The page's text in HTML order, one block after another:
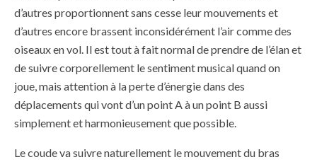
d’autres proportionnent sans cesse leur mouvements et
d’autres encore brassent inconsidérément l’air comme des
oiseaux en vol. Il est tout à fait normal de prendre de l’élan et
de suivre corporellement le sentiment musical quand on
joue, mais attention à la perte d’énergie dans des
déplacements qui vont d’un point A à un point B aussi
simplement et harmonieusement que possible.
Le coude va suivre naturellement le mouvement du bras